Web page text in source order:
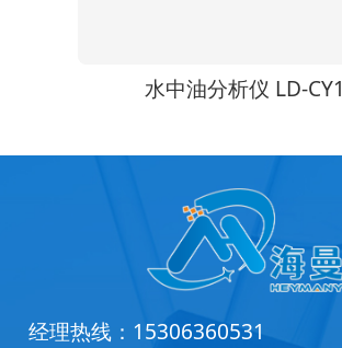
水中油分析仪 LD-CY1
经理热线： 15306360531